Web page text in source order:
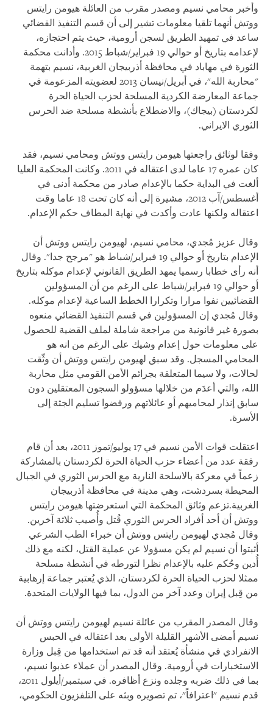
وأخبر محامي نسيم ومصدر مقرب من العائلة هيومن رايتس
ووتش أنهما تلقيا معلومات تشير إلى أن قسم التنفيذ القضائي
ساعد في تمهيد الطريق لسجن أرومية، حيث يتم احتجازه،
لإعدامه بتاريخ أو حوالي 19 فبراير/شباط 2015. وأدانت محكمة
الثورة في مهاباد في محافظة أذربيجان الغربية، نسيم بتهمة
"محاربة الله"، في أبريل/نيسان 2013 لعضويته المزعومة في
جماعة المعارضة الكردية المسلحة لحزب الحياة الحرة
لكردستان (بيجاك)، والاضطلاع بأنشطة مسلحة ضد الحرس
الثوري الايراني.
وفقا لوثائق راجعتها هيومن رايتس ووتش ومحامي نسيم، فقد
كان عمره 17 عاما لدى اعتقاله في 2011. وكانت المحكمة العليا
ألغت في البداية حكما بالإعدام صادر من محكمة أدنى في
أغسطس/آب 2012، مشيرة إلى أنه كان تحت 18 عاما وقت
اعتقاله ولكنها عادت وأكدت في نهاية المطاف حكم الإعدام.
وقال عزيز مُجدي، محامي نسيم، لهيومن رايتس ووتش أن
الإعدام بتاريخ أو حوالي 19 فبراير/شباط هو "مرجح جدا". وقال
أنه رأى خطابا رسميا يمهد الطريق القانوني لإعدام موكله بتاريخ
أو حوالي 19 فبراير/شباط على الرغم من أن المسؤولين
القضائيين نفوا مرارا وتكرارا الخطط الساعية لإعدام موكله.
وقال مُجدي إن المسؤولين في قسم التنفيذ القضائي منعوه
بصورة غير قانونية من مراجعة شاملة لملف القضية للحصول
على معلومات حول إعدام وشيك على الرغم من انه هو
المحامي المسجل. وقد سبق لهيومن رايتس ووتش أن وثّقت
لحالات، ولا سيما المتعلقة بجرائم الأمن القومي مثل محاربة
الله، والتي أعدَم من خلالها مسؤولو السجون المعتقلين دون
سابق إنذار لمحاميهم أو عائلاتهم ورفضوا تسليم الجثة إلى
الأسرة.
اعتقلت قوات الأمن نسيم في 17 يوليو/تموز 2011، بعد أن قام
رفقة عدد من أعضاء حزب الحياة الحرة لكردستان بالمشاركة
زعماً في معركة بالاسلحة النارية مع الحرس الثوري في الجبال
المحيطة بسردشت، وهي مدينة في محافظة أذربيجان
الغربية.تزعم وثائق المحكمة التي استعرضتها هيومن رايتس
ووتش أن أحد أفراد الحرس الثوري قُتل وأُصيب ثلاثة آخرين.
وقال مُجدي لهيومن رايتس ووتش أن خبراء الطب الشرعي
أثبتوا أن نسيم لم يكن مسؤولا عن عملية القتل، لكنه مع ذلك
أُدين وحُكم عليه بالإعدام نظرا لتورطه في أنشطة مسلحة
ممثلا لحزب الحياة الحرة لكردستان، الذي يُعتبر جماعة إرهابية
من قِبل إيران وعدد آخر من الدول، بما فيها الولايات المتحدة.
وقال المصدر المقرب من عائلة نسيم لهيومن رايتس ووتش أن
نسيم أمضى الأشهر القليلة الأولى بعد اعتقاله في الحبس
الانفرادي في منشأة يُعتقد أنه قد تم استخدامها من قِبل وزارة
الاستخبارات في أرومية. وقال المصدر أن عملاء عذبوا نسيم،
بما في ذلك ضربه وجلده ونزع أظافره. في سبتمبر/أيلول 2011،
قدم نسيم "اعترافاً"، تم تصويره وبثه على التلفزيون الحكومي،